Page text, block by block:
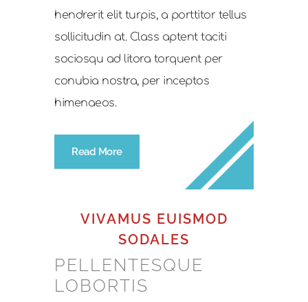
hendrerit elit turpis, a porttitor tellus
sollicitudin at. Class aptent taciti
sociosqu ad litora torquent per
conubia nostra, per inceptos
himenaeos.
Read More
VIVAMUS EUISMOD
SODALES
PELLENTESQUE
LOBORTIS